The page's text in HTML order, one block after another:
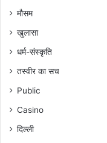
मौसम
खुलासा
धर्म-संस्कृति
तस्वीर का सच
Public
Casino
दिल्ली